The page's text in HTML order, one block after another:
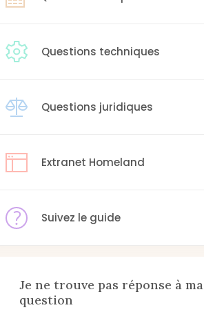
Questions techniques
Questions juridiques
Extranet Homeland
Suivez le guide
Je ne trouve pas réponse à ma
question